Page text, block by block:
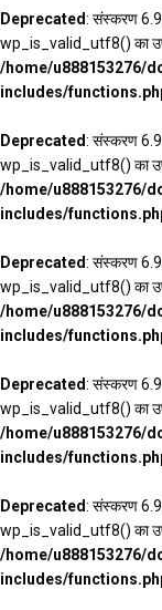
Deprecated: संस्करण
wp_is_valid_utf8() का
/home/u888153276/
includes/
Deprecated: संस्करण
wp_is_valid_utf8() का
/home/u888153276/
includes/
Deprecated: संस्करण
wp_is_valid_utf8() का
/home/u888153276/
includes/
Deprecated: संस्करण
wp_is_valid_utf8() का
/home/u888153276/
includes/
Deprecated: संस्करण
wp_is_valid_utf8() का
/home/u888153276/
includes/